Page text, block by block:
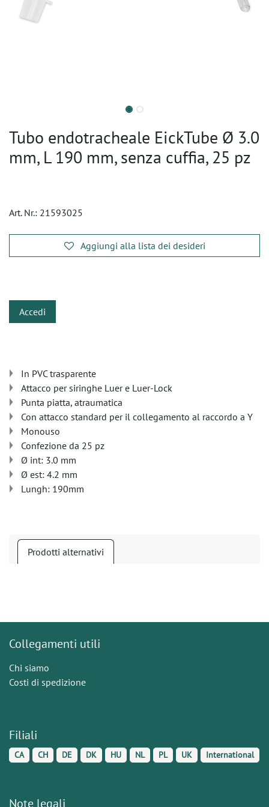
Tubo endotracheale EickTube Ø 3.0
mm, L 190 mm, senza cuffia, 25 pz
Art. Nr.: 21593025
Aggiungi alla lista dei desideri
Accedi
In PVC trasparente
Attacco per siringhe Luer e Luer-Lock
Punta piatta, atraumatica
Con attacco standard per il collegamento al raccordo a Y
Monouso
Confezione da 25 pz
Ø int: 3.0 mm
Ø est: 4.2 mm
Lungh: 190mm
Prodotti alternativi
Collegamenti utili
Chi siamo
Costi di spedizione
Filiali
CA CH DE DK HU NL PL UK International
Note legali